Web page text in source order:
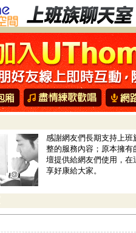
感謝網友們長期支持上
整的服務內容；原本擁
壇提供給網友們使用，
享好康給大家。